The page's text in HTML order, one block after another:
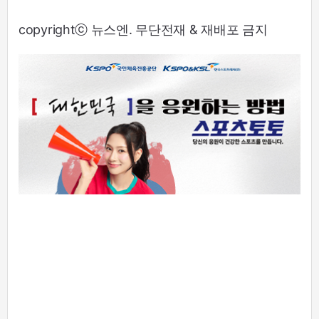
copyrightⓒ 뉴스엔. 무단전재 & 재배포 금지